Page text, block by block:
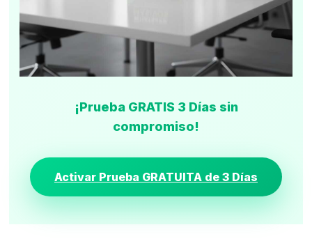
¡Prueba GRATIS 3 Días sin
compromiso!
Activar Prueba GRATUITA de 3 Días